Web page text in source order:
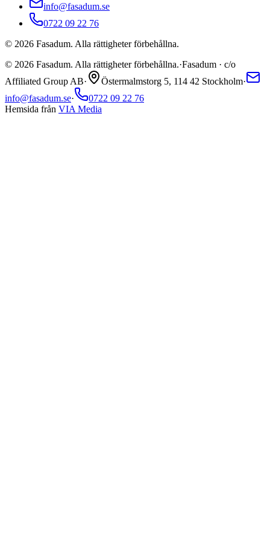
info@fasadum.se
0722 09 22 76
© 2026 Fasadum. Alla rättigheter förbehållna.
© 2026 Fasadum. Alla rättigheter förbehållna.·Fasadum · c/o
Affiliated Group AB· Östermalmstorg 5, 114 42 Stockholm·
info@fasadum.se·
0722 09 22 76
Hemsida från VIA Media